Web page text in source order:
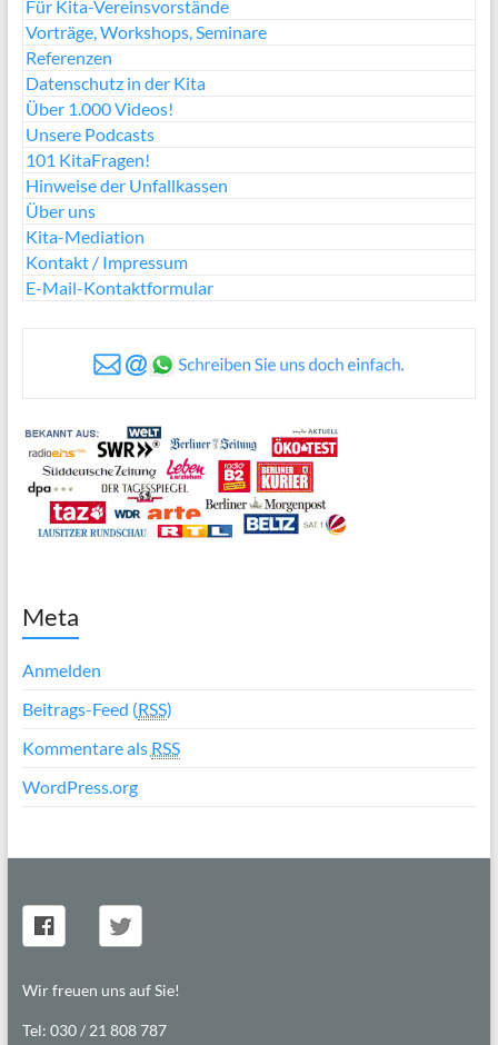
Für Kita-Vereinsvorstände
Vorträge, Workshops, Seminare
Referenzen
Datenschutz in der Kita
Über 1.000 Videos!
Unsere Podcasts
101 KitaFragen!
Hinweise der Unfallkassen
Über uns
Kita-Mediation
Kontakt / Impressum
E-Mail-Kontaktformular
Meta
Anmelden
Beitrags-Feed (RSS)
Kommentare als RSS
WordPress.org
Wir freuen uns auf Sie!
Tel: 030 / 21 808 787